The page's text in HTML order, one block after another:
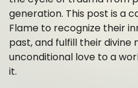
generation. This post is a
Flame to recognize their
past, and fulfill their divine
unconditional love to a
it.